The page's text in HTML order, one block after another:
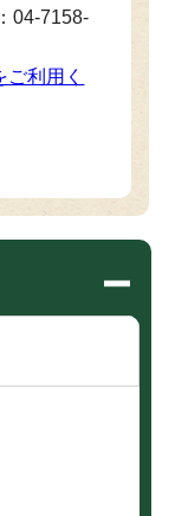
04-7158-
利用く